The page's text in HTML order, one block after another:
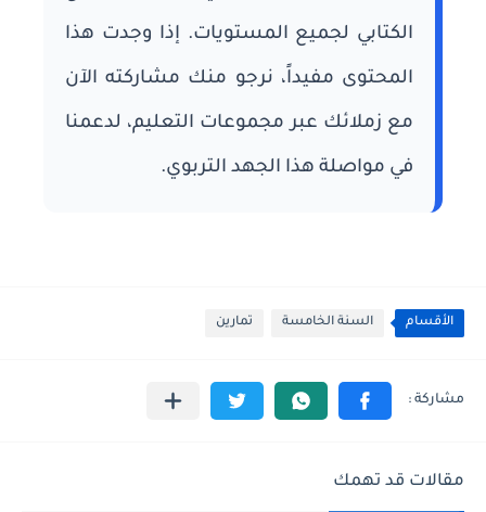
الكتابي لجميع المستويات. إذا وجدت هذا
المحتوى مفيداً، نرجو منك مشاركته الآن
مع زملائك عبر مجموعات التعليم، لدعمنا
في مواصلة هذا الجهد التربوي.
الأقسام السنة الخامسة تمارين
مقالات قد تهمك